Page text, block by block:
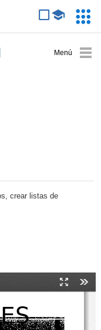
crear listas de